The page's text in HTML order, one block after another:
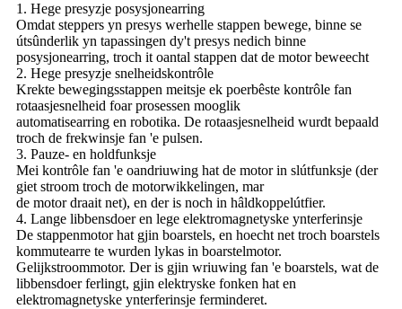
1. Hege presyzje posysjonearring
Omdat steppers yn presys werhelle stappen bewege, binne se
útsûnderlik yn tapassingen dy't presys nedich binne
posysjonearring, troch it oantal stappen dat de motor beweecht
2. Hege presyzje snelheidskontrôle
Krekte bewegingsstappen meitsje ek poerbêste kontrôle fan
rotaasjesnelheid foar prosessen mooglik
automatisearring en robotika. De rotaasjesnelheid wurdt bepaald
troch de frekwinsje fan 'e pulsen.
3. Pauze- en holdfunksje
Mei kontrôle fan 'e oandriuwing hat de motor in slútfunksje (der
giet stroom troch de motorwikkelingen, mar
de motor draait net), en der is noch in hâldkoppelútfier.
4. Lange libbensdoer en lege elektromagnetyske ynterferinsje
De stappenmotor hat gjin boarstels, en hoecht net troch boarstels
kommutearre te wurden lykas in boarstelmotor.
Gelijkstroommotor. Der is gjin wriuwing fan 'e boarstels, wat de
libbensdoer ferlingt, gjin elektryske fonken hat en
elektromagnetyske ynterferinsje ferminderet.